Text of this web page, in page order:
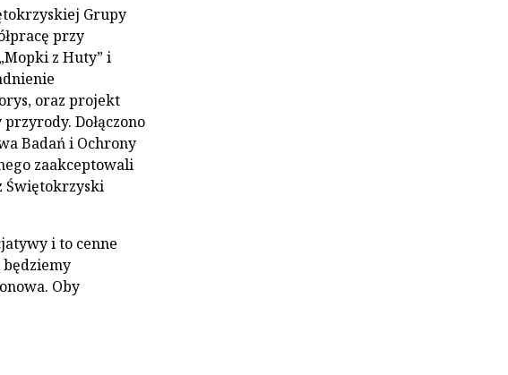
Grupy
przy
z Huty” i
oraz projekt
Dołączono
Badań i Ochrony
zaakceptowali
Świętokrzyski
i to cenne
Oby